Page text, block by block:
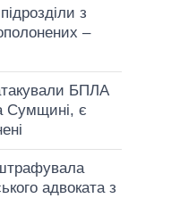
з
–
БПЛА
Сумщині, є
адвоката з